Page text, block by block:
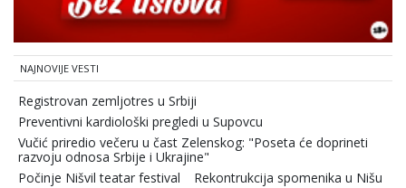
NAJNOVIJE VESTI
Registrovan zemljotres u Srbiji
Preventivni kardiološki pregledi u Supovcu
Vučić priredio večeru u čast Zelenskog: "Poseta će doprineti
razvoju odnosa Srbije i Ukrajine"
Počinje Nišvil teatar festival
Rekontrukcija spomenika u Nišu